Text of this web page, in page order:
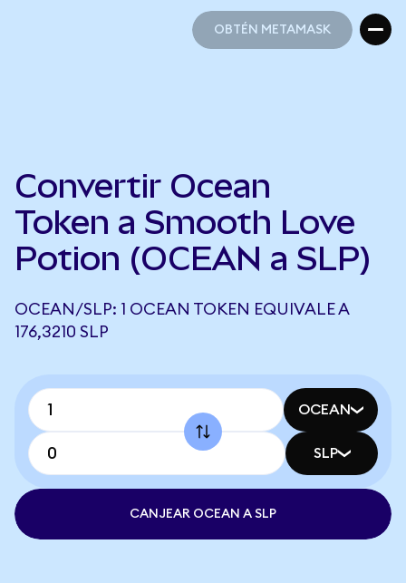
OBTÉN METAMASK
Convertir Ocean
Token a Smooth Love
Potion (OCEAN a SLP)
OCEAN/SLP: 1 OCEAN TOKEN EQUIVALE A
176,3210 SLP
OCEAN
SLP
CANJEAR OCEAN A SLP